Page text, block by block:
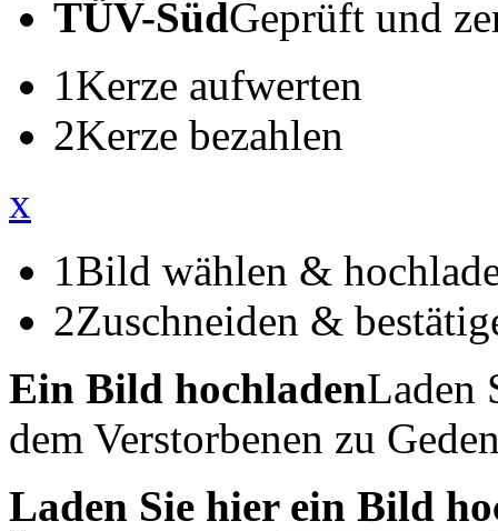
TÜV-SüdGeprüft und
1Kerze aufwerten
2Kerze bezahlen
x
1Bild wählen &
2Zuschneiden &
Ein Bild hochladenLaden
dem Verstorbenen zu
Laden Sie hier ein Bild